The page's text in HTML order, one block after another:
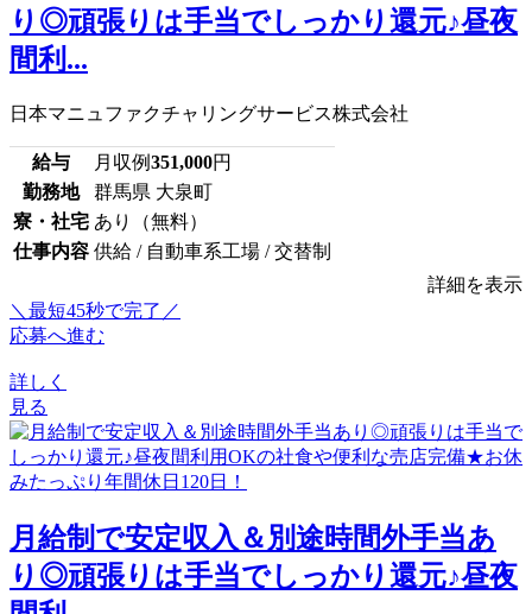
り◎頑張りは手当でしっかり還元♪昼夜
間利...
日本マニュファクチャリングサービス株式会社
給与 月収例351,000円
勤務地
群馬県 大泉町
寮・社宅 あり（無料）
仕事内容 供給 / 自動車系工場 / 交替制
詳細を表示
＼最短45秒で完了／
応募へ進む
詳しく
見る
月給制で安定収入＆別途時間外手当あ
り◎頑張りは手当でしっかり還元♪昼夜